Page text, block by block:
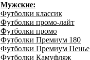
Мужские:
Футболки классик
Футболки промо-лайт
Футболки промо
Футболки Премиум 180
Футболки Премиум Пенье
Футболки Камуфляж